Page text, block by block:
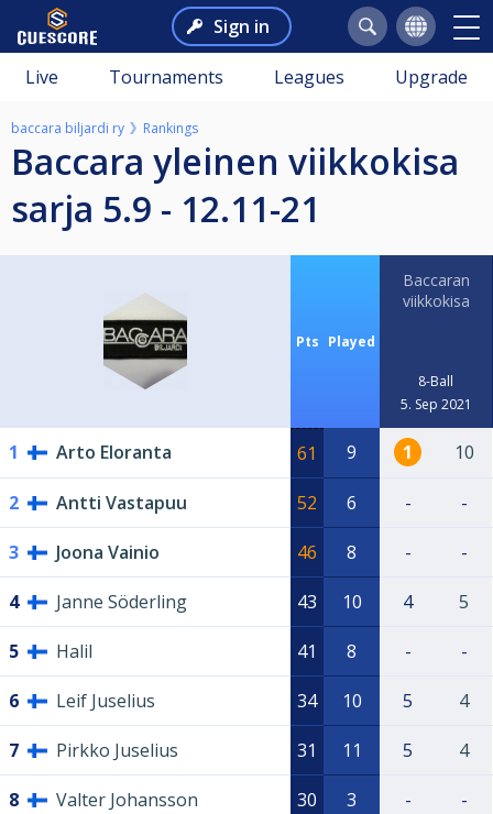
Sign in
Live Tournaments Leagues Upgrade
baccara biljardi ry Rankings
baccara yleinen viikkokisa
sarja 5.9 - 12.11-21
Pts Played
Baccaran
viikkokisa
8-Ball
5. Sep 2021
1 Arto Eloranta 61 9 1 10
2 Antti Vastapuu 52 6 - -
3 Joona Vainio 46 8 - -
4 Janne Söderling 43 10 4 5
5 Halil 41 8 - -
6 Leif Juselius 34 10 5 4
7 Pirkko Juselius 31 11 5 4
8 Valter Johansson 30 3 - -